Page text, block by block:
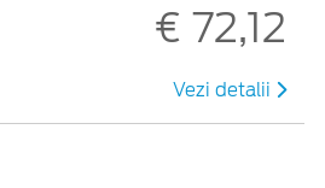
€ 72,12
Vezi detalii